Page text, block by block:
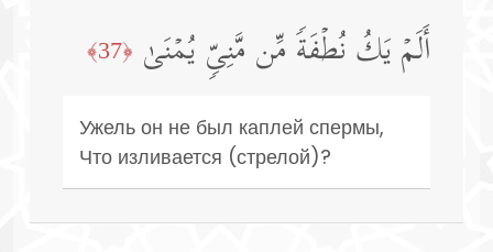
أَلَمۡ یَكُ نُطۡفَةࣰ مِّن مَّنِیࣲّ یُمۡنَىٰ ﴿37﴾
Ужель он не был каплей спермы,
Что изливается (стрелой)?